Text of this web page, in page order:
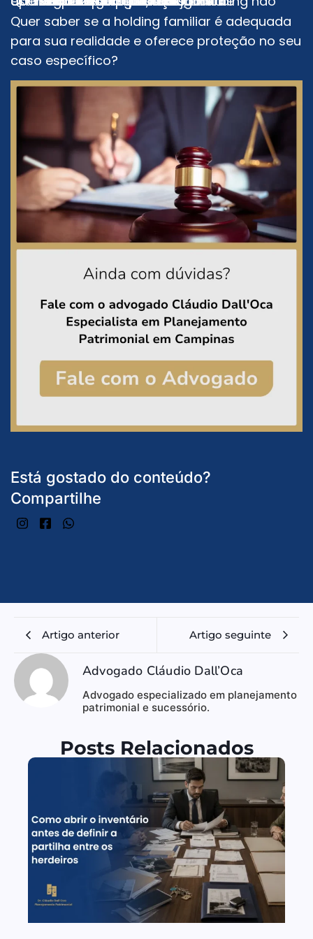
Quer saber se a holding familiar é adequada
para sua realidade e oferece proteção no seu
caso específico?
Está gostado do conteúdo?
Compartilhe
Artigo anterior Artigo seguinte
Advogado Cláudio Dall’Oca
Advogado especializado em planejamento
patrimonial e sucessório.
Posts Relacionados